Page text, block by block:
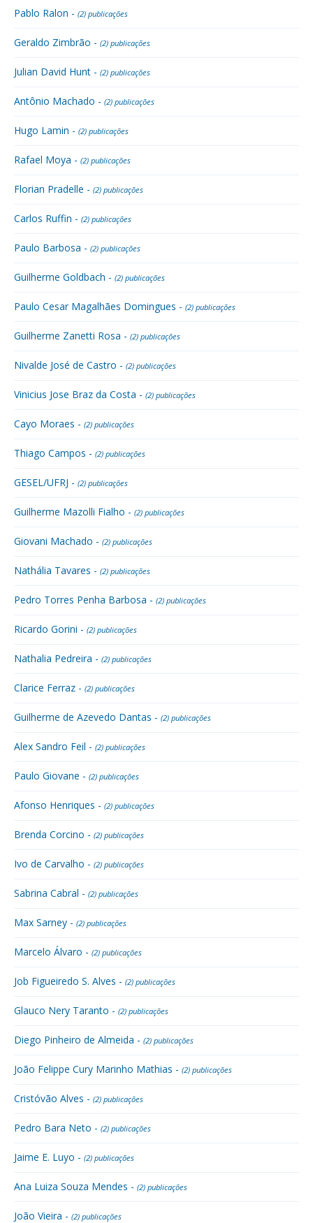
Pablo Ralon - (2) publicações
Geraldo Zimbrão - (2) publicações
Julian David Hunt - (2) publicações
Antônio Machado - (2) publicações
Hugo Lamin - (2) publicações
Rafael Moya - (2) publicações
Florian Pradelle - (2) publicações
Carlos Ruffin - (2) publicações
Paulo Barbosa - (2) publicações
Guilherme Goldbach - (2) publicações
Paulo Cesar Magalhães Domingues - (2) publicações
Guilherme Zanetti Rosa - (2) publicações
Nivalde José de Castro - (2) publicações
Vinicius Jose Braz da Costa - (2) publicações
Cayo Moraes - (2) publicações
Thiago Campos - (2) publicações
GESEL/UFRJ - (2) publicações
Guilherme Mazolli Fialho - (2) publicações
Giovani Machado - (2) publicações
Nathália Tavares - (2) publicações
Pedro Torres Penha Barbosa - (2) publicações
Ricardo Gorini - (2) publicações
Nathalia Pedreira - (2) publicações
Clarice Ferraz - (2) publicações
Guilherme de Azevedo Dantas - (2) publicações
Alex Sandro Feil - (2) publicações
Paulo Giovane - (2) publicações
Afonso Henriques - (2) publicações
Brenda Corcino - (2) publicações
Ivo de Carvalho - (2) publicações
Sabrina Cabral - (2) publicações
Max Sarney - (2) publicações
Marcelo Álvaro - (2) publicações
Job Figueiredo S. Alves - (2) publicações
Glauco Nery Taranto - (2) publicações
Diego Pinheiro de Almeida - (2) publicações
João Felippe Cury Marinho Mathias - (2) publicações
Cristóvão Alves - (2) publicações
Pedro Bara Neto - (2) publicações
Jaime E. Luyo - (2) publicações
Ana Luiza Souza Mendes - (2) publicações
João Vieira - (2) publicações